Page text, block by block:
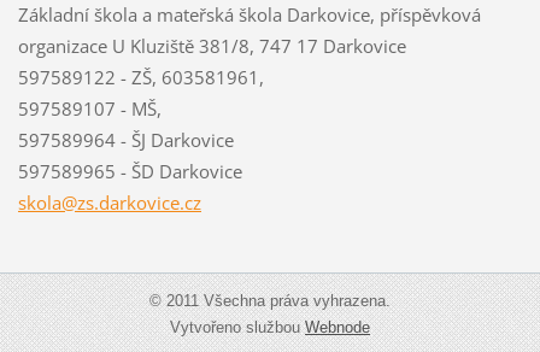
Základní škola a mateřská škola Darkovice, příspěvková
organizace U Kluziště 381/8, 747 17 Darkovice
597589122 - ZŠ, 603581961,
597589107 - MŠ,
597589964 - ŠJ Darkovice
597589965 - ŠD Darkovice
skola@zs.darkovice.cz
© 2011 Všechna práva vyhrazena.
Vytvořeno službouWebnode